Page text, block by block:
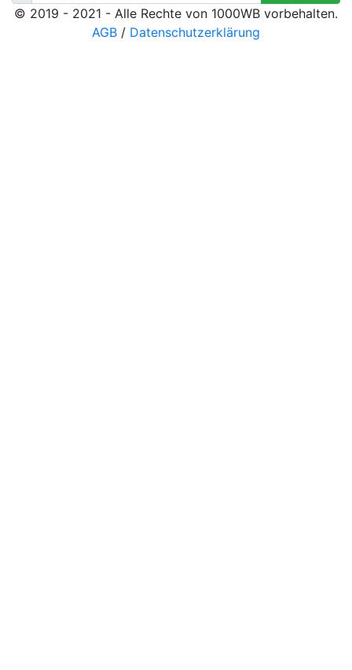
© 2019 - 2021 - Alle Rechte von 1000WB vorbehalten.
AGB / Datenschutzerklärung